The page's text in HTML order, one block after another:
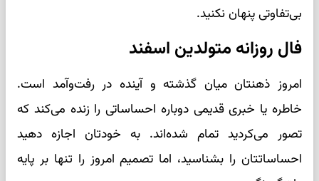
بی‌تفاوتی پنهان نکنید.
فال روزانه متولدین اسفند
امروز ذهنتان میان گذشته و آینده در رفت‌وآمد است.
خاطره یا خبری قدیمی دوباره احساساتی را زنده می‌کند که
تصور می‌کردید تمام شده‌اند. به خودتان اجازه دهید
احساساتتان را بشناسید، اما تصمیم امروز را تنها بر پایه